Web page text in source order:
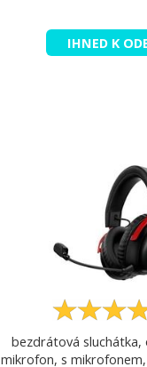
IHNED K
bezdrátová sluchátka,
mikrofon, s